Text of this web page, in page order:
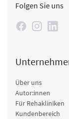
Folgen Sie uns
Über uns
Autor:innen
Für Rehakliniken
Kundenbereich